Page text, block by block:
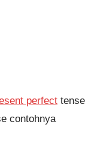
perfect
contohnya